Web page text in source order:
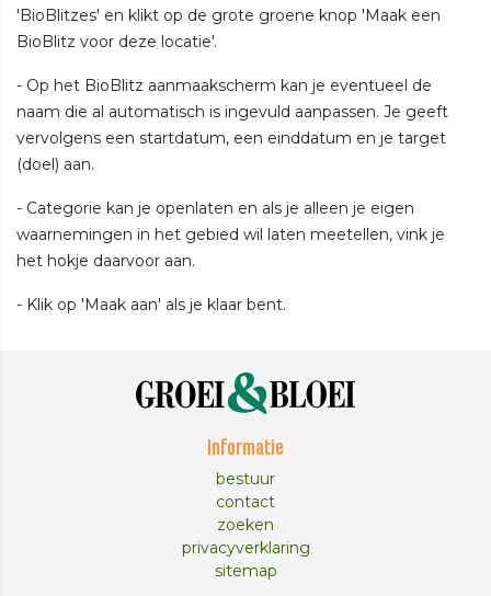
'BioBlitzes' en klikt op de grote groene knop 'Maak een
BioBlitz voor deze locatie'.
- Op het BioBlitz aanmaakscherm kan je eventueel de
naam die al automatisch is ingevuld aanpassen. Je geeft
vervolgens een startdatum, een einddatum en je target
(doel) aan.
- Categorie kan je openlaten en als je alleen je eigen
waarnemingen in het gebied wil laten meetellen, vink je
het hokje daarvoor aan.
- Klik op 'Maak aan' als je klaar bent.
Informatie
bestuur
contact
zoeken
privacyverklaring
sitemap